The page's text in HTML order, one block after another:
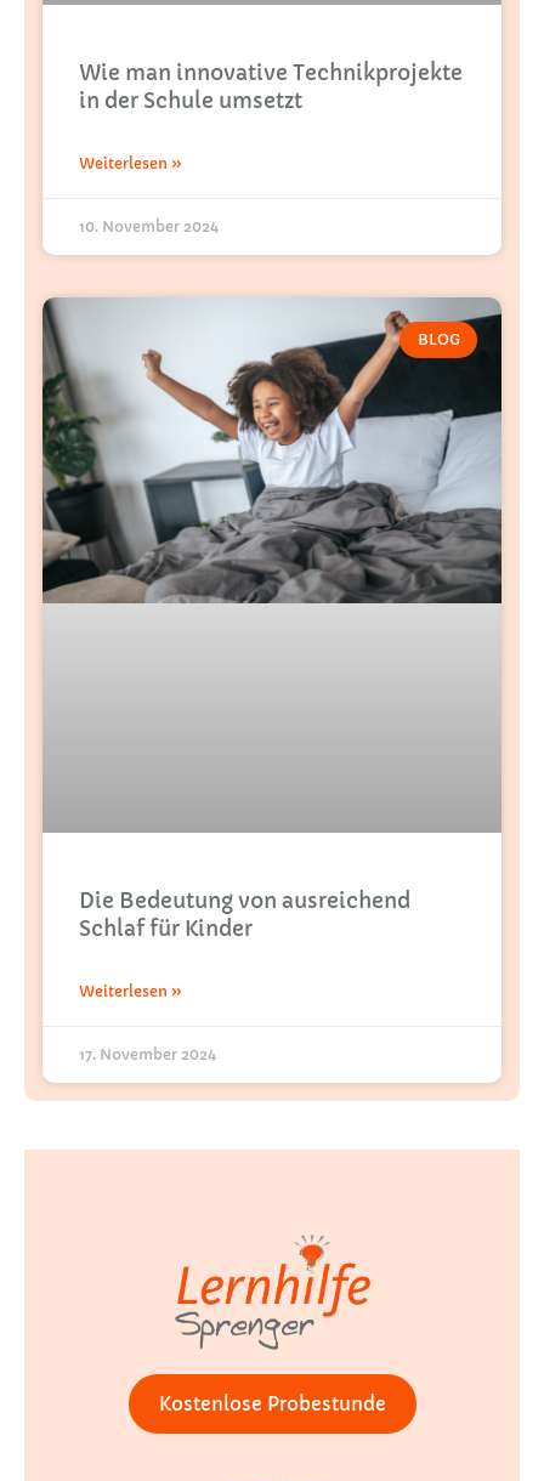
Wie man innovative Technikprojekte
in der Schule umsetzt
Weiterlesen »
10. November 2024
BLOG
Die Bedeutung von ausreichend
Schlaf für Kinder
Weiterlesen »
17. November 2024
Kostenlose Probestunde